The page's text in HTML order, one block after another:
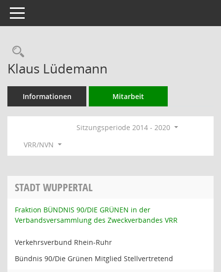
Toggle navigation
Rechercheauswahl
Klaus Lüdemann
Informationen Mitarbeit
Sitzungsperiode 2014 - 2020
VRR/NVN
STADT WUPPERTAL
Fraktion BÜNDNIS 90/DIE GRÜNEN in der
Verbandsversammlung des Zweckverbandes VRR
Verkehrsverbund Rhein-Ruhr
Bündnis 90/Die Grünen Mitglied Stellvertretend